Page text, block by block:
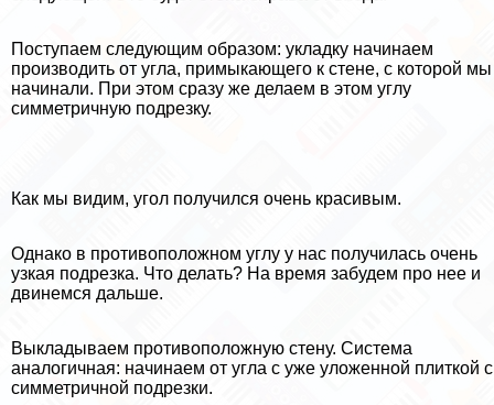
Поступаем следующим образом: укладку начинаем
производить от угла, примыкающего к стене, с которой мы
начинали. При этом сразу же делаем в этом углу
симметричную подрезку.
Как мы видим, угол получился очень красивым.
Однако в противоположном углу у нас получилась очень
узкая подрезка. Что делать? На время забудем про нее и
двинемся дальше.
Выкладываем противоположную стену. Система
аналогичная: начинаем от угла с уже уложенной плиткой с
симметричной подрезки.